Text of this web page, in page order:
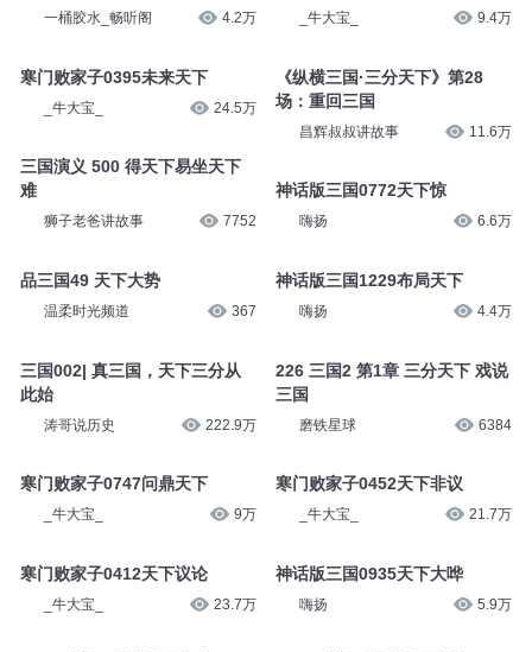
一桶胶水_畅听阁 4.2万
寒门败家子0395未来天下
_牛大宝_ 24.5万
三国演义 500 得天下易坐天下
难
狮子老爸讲故事 7752
品三国49 天下大势
温柔时光频道 367
三国002| 真三国，天下三分从
此始
涛哥说历史 222.9万
寒门败家子0747问鼎天下
_牛大宝_ 9万
寒门败家子0412天下议论
_牛大宝_ 23.7万
_牛大宝_ 9.4万
《纵横三国·三分天下》第28
场：重回三国
昌辉叔叔讲故事 11.6万
神话版三国0772天下惊
嗨扬 6.6万
神话版三国1229布局天下
嗨扬 4.4万
226 三国2 第1章 三分天下 戏说
三国
磨铁星球 6384
寒门败家子0452天下非议
_牛大宝_ 21.7万
神话版三国0935天下大哗
嗨扬 5.9万